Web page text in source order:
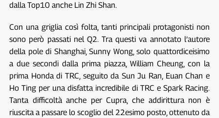
dalla Top10 anche Lin Zhi Shan.
Con una griglia così folta, tanti principali protagonisti non
sono però passati nel Q2. Tra questi va annotato l’autore
della pole di Shanghai, Sunny Wong, solo quattordiceisimo
a due secondi dalla prima piazza, William Cheung, con la
prima Honda di TRC, seguito da Sun Ju Ran, Euan Chan e
Ho Ting per una disfatta incredibile di TRC e Spark Racing.
Tanta difficoltà anche per Cupra, che addirittura non è
riuscita a passare lo scoglio del 22esimo posto, ottenuto da